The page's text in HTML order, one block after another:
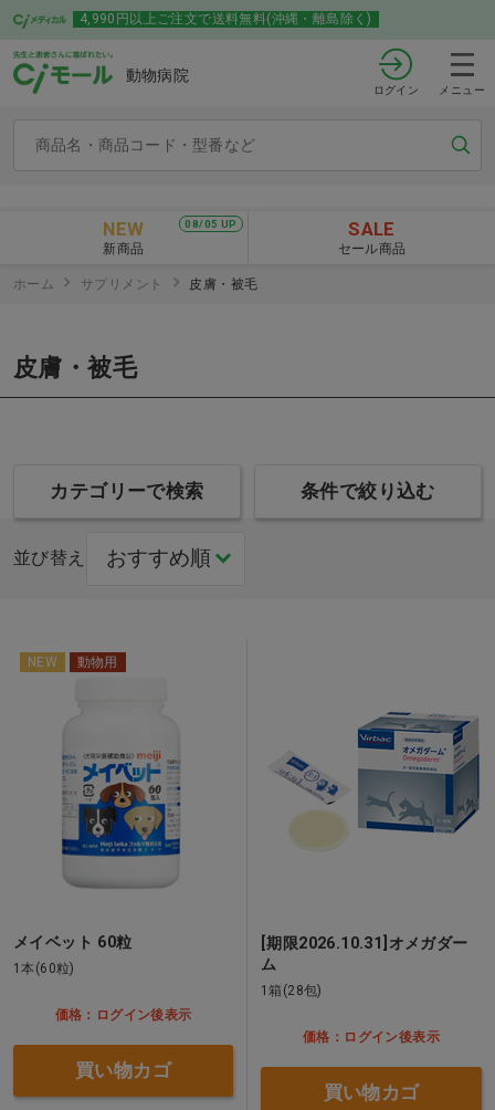
4,990円以上ご注文で送料無料(沖縄・離島除く)
動物病院
ログイン メニュー
08/05 UP
NEW
新商品
SALE
セール商品
ホーム サプリメント 皮膚・被毛
皮膚・被毛
カテゴリーで検索 条件で絞り込む
並び替え
NEW 動物用
メイベット 60粒
1本(60粒)
価格：ログイン後表示
買い物カゴ
[期限2026.10.31]オメガダー
ム
1箱(28包)
価格：ログイン後表示
買い物カゴ